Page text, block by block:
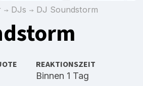
DJs DJ Soundstorm
REAKTIONSZEIT
Binnen 1 Tag